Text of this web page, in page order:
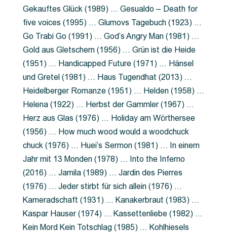
Gekauftes Glück (1989) … Gesualdo – Death for
five voices (1995) … Glumovs Tagebuch (1923) …
Go Trabi Go (1991) … God’s Angry Man (1981) …
Gold aus Gletschern (1956) … Grün ist die Heide
(1951) … Handicapped Future (1971) … Hänsel
und Gretel (1981) … Haus Tugendhat (2013) …
Heidelberger Romanze (1951) … Helden (1958) …
Helena (1922) … Herbst der Gammler (1967) …
Herz aus Glas (1976) … Holiday am Wörthersee
(1956) … How much wood would a woodchuck
chuck (1976) … Huei’s Sermon (1981) … In einem
Jahr mit 13 Monden (1978) … Into the Inferno
(2016) … Jamila (1989) … Jardin des Pierres
(1976) … Jeder stirbt für sich allein (1976) …
Kameradschaft (1931) … Kanakerbraut (1983) …
Kaspar Hauser (1974) … Kassettenliebe (1982) …
Kein Mord Kein Totschlag (1985) … Kohlhiesels